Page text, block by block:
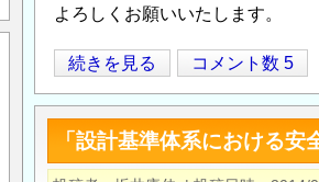
よろしくお願いいたします。
ア
ス
フ
ァ
ル
続きを見る コメント数 5
「設計基準体系における